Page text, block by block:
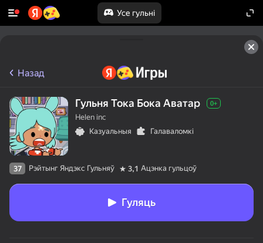
Усе гульні
Назад
Гульня Тока Бока Аватар 0+
Helen inc
Казуальныя
Галаваломкі
37 Рэйтынг Яндэкс Гульняў 3,1 Ацэнка гульцоў
Гуляць